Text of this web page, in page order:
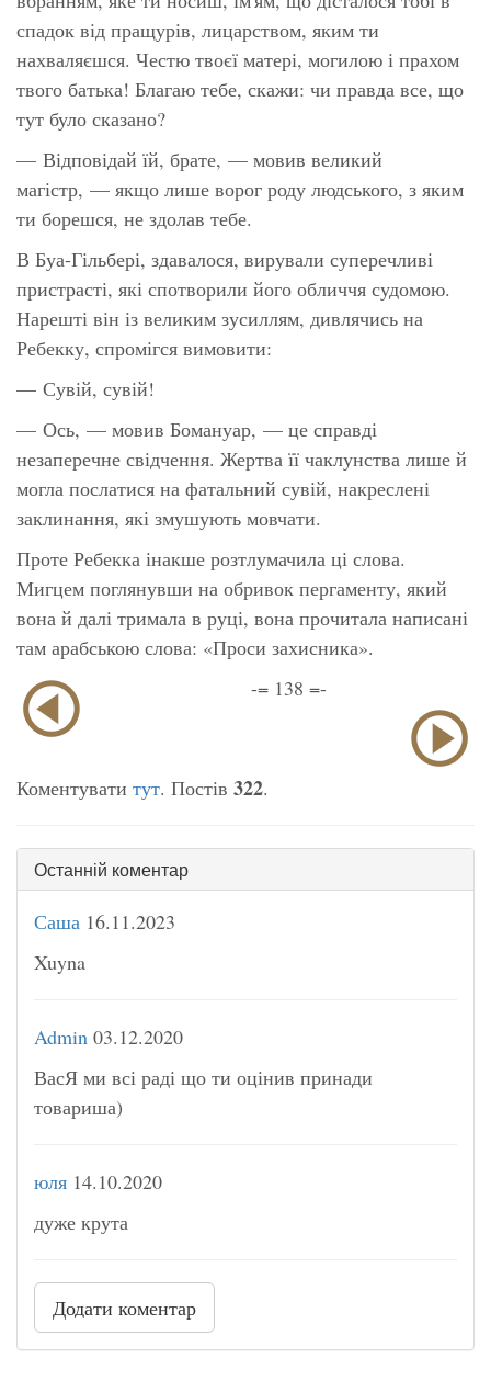
спадок від пращурів, лицарством, яким ти
нахваляєшся. Честю твоєї матері, могилою і прахом
твого батька! Благаю тебе, скажи: чи правда все, що
тут було сказано?
— Відповідай їй, брате, — мовив великий
магістр, — якщо лише ворог роду людського, з яким
ти борешся, не здолав тебе.
В Буа-Гільбері, здавалося, вирували суперечливі
пристрасті, які спотворили його обличчя судомою.
Нарешті він із великим зусиллям, дивлячись на
Ребекку, спромігся вимовити:
— Сувій, сувій!
— Ось, — мовив Бомануар, — це справді
незаперечне свідчення. Жертва її чаклунства лише й
могла послатися на фатальний сувій, накреслені
заклинання, які змушують мовчати.
Проте Ребекка інакше розтлумачила ці слова.
Мигцем поглянувши на обривок пергаменту, який
вона й далі тримала в руці, вона прочитала написані
там арабською слова: «Проси захисника».
-= 138 =-
Коментувати тут. Постів 322.
Останній коментар
Саша 16.11.2023
Xuyna
Admin 03.12.2020
ВасЯ ми всі раді що ти оцінив принади
товариша)
юля 14.10.2020
дуже крута
Додати коментар